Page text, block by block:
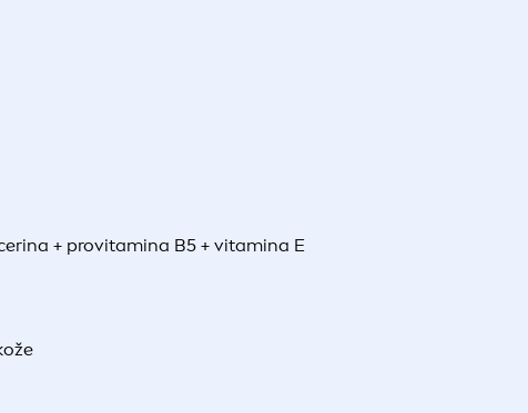
+ provitamina B5 + vitamina E